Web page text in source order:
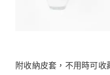
附收納皮套，不用時可收